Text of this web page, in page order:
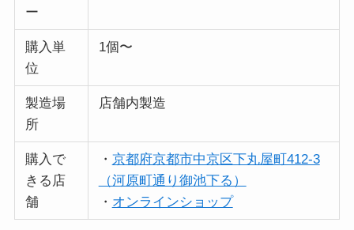
ー
購入単
位
1個〜
製造場
所
店舗内製造
購入で
きる店
舗
・ 京都府京都市中京区下丸屋町412-3
（河原町通り御池下る）
・ オンラインショップ